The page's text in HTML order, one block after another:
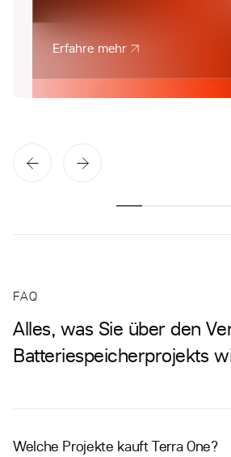
Erfahre mehr
FAQ
Alles, was Sie über den
Batteriespeicherprojekts
Welche Projekte kauft Terra One?